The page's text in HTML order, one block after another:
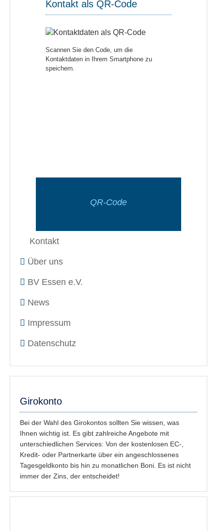
Kontakt als QR-Code
Scannen Sie den Code, um die
Kontaktdaten in Ihrem Smartphone zu
speichern.
QR-Code
Kontakt
Über uns
BV Essen e.V.
News
Impressum
Datenschutz
Girokonto
Bei der Wahl des Girokontos sollten Sie wissen, was
Ihnen wichtig ist. Es gibt zahlreiche Angebote mit
unterschiedlichen Services: Von der kostenlosen EC-,
Kredit- oder Partnerkarte über ein angeschlossenes
Tagesgeldkonto bis hin zu monatlichen Boni. Es ist nicht
immer der Zins, der entscheidet!